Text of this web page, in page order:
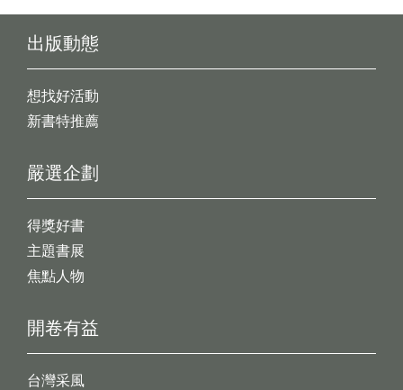
出版動態
想找好活動
新書特推薦
開卷有益
台灣采風
嚴選企劃
得獎好書
主題書展
焦點人物